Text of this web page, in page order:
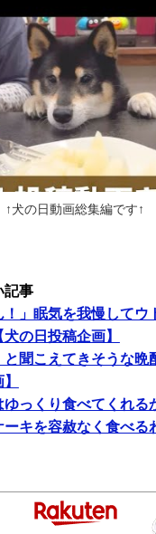
↑犬の日動画総集編です↑
記事
！」眠気を我慢してウ
の日投稿企画】
と聞こえてきそうな晩
っくり食べてくれる
ーキを容赦なく食べる